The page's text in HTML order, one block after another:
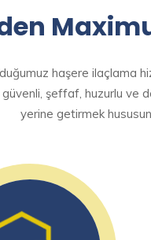
haşere
şeffaf, huzurlu
yerine getirmek